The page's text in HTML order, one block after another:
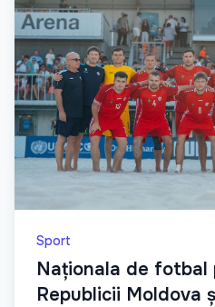
Sport
Naționala de fotbal
Republicii Moldova